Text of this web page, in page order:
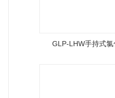
GLP-LHW手持式